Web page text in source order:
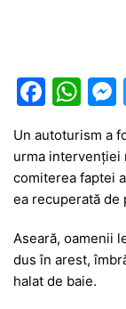
F
c
e
b
o
o
k
W
h
at
s
A
p
p
e
Un autoturism a
urma intervenției
comiterea faptei
ea recuperată de
Aseară, oamenii
dus în arest,
halat de baie.